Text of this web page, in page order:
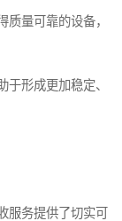
量可靠的设备，
形成更加稳定、
服务提供了切实可